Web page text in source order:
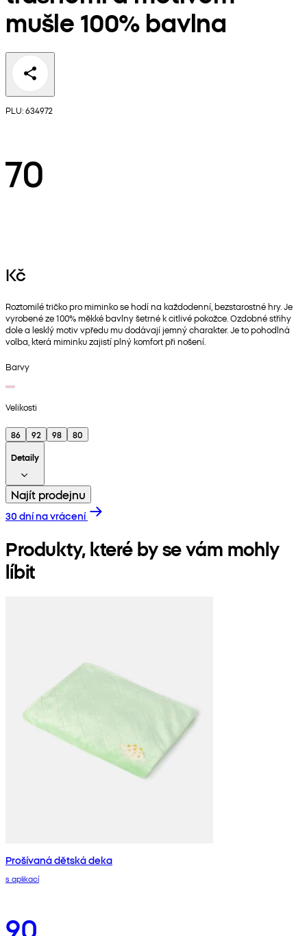
mušle 100% bavlna
PLU: 634972
70
Kč
Roztomilé tričko pro miminko se hodí na každodenní, bezstarostné hry. Je
vyrobené ze 100% měkké bavlny šetrné k citlivé pokožce. Ozdobné střihy
dole a lesklý motiv vpředu mu dodávají jemný charakter. Je to pohodlná
volba, která miminku zajistí plný komfort při nošení.
Barvy
Velikosti
86 92 98
80
Detaily
Najít prodejnu
30 dní na vrácení
Produkty, které by se vám mohly
líbit
Prošívaná dětská deka
s aplikací
90